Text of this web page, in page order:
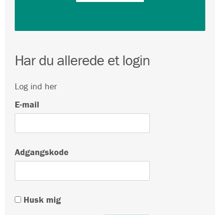
Har du allerede et login
Log ind her
E-mail
Adgangskode
Husk mig